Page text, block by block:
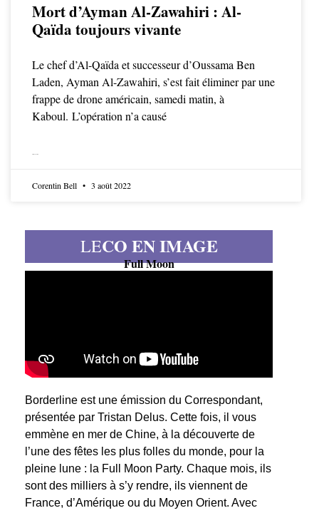
Mort d’Ayman Al-Zawahiri : Al-
Qaïda toujours vivante
Le chef d’Al-Qaïda et successeur d’Oussama Ben
Laden, Ayman Al-Zawahiri, s’est fait éliminer par une
frappe de drone américain, samedi matin, à
Kaboul. L’opération n’a causé
Corentin Bell 3 août 2022
LECO EN IMAGE
Full Moon
Borderline est une émission du Correspondant,
présentée par Tristan Delus. Cette fois, il vous
emmène en mer de Chine, à la découverte de
l’une des fêtes les plus folles du monde, pour la
pleine lune : la Full Moon Party. Chaque mois, ils
sont des milliers à s’y rendre, ils viennent de
France, d’Amérique ou du Moyen Orient. Avec